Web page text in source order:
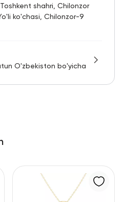
shahri, Chilonzor
ko'chasi, Chilonzor-9
O'zbekiston bo'yicha